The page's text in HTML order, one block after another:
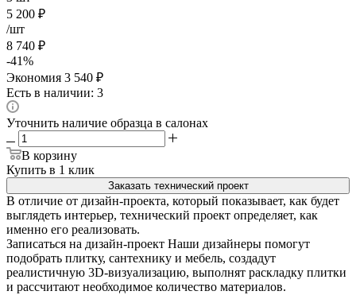
5 200 ₽
/шт
8 740 ₽
-41%
Экономия 3 540 ₽
Есть в наличии: 3
Уточнить наличие образца в салонах
В корзину
Купить в 1 клик
Заказать технический проект
В отличие от дизайн-проекта, который показывает, как будет
выглядеть интерьер, технический проект определяет, как
именно его реализовать.
Записаться на дизайн-проект Наши дизайнеры помогут
подобрать плитку, сантехнику и мебель, создадут
реалистичную 3D-визуализацию, выполнят раскладку плитки
и рассчитают необходимое количество материалов.